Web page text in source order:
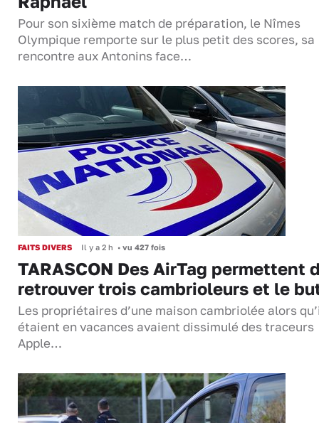
Pour son sixième match de préparation, le Nîmes
Olympique remporte sur le plus petit des scores, sa
rencontre aux Antonins face…
FAITS DIVERS Il y a 2 h • vu 427 fois
TARASCON Des AirTag permettent
retrouver trois cambrioleurs et le
Les propriétaires d’une maison cambriolée alors
étaient en vacances avaient dissimulé des traceurs
Apple…